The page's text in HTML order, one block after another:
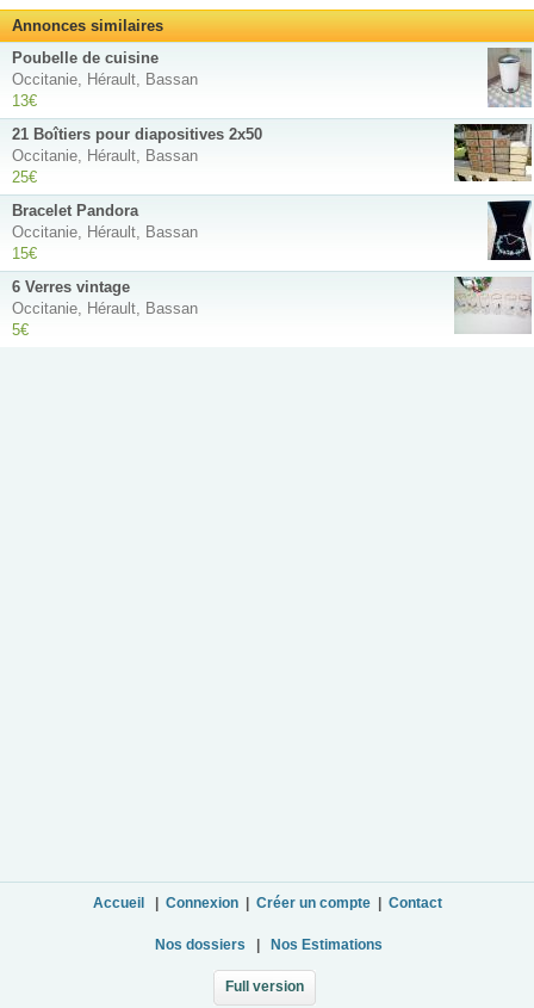
Annonces similaires
Poubelle de cuisine
Occitanie, Hérault, Bassan
13€
21 Boîtiers pour diapositives 2x50
Occitanie, Hérault, Bassan
25€
Bracelet Pandora
Occitanie, Hérault, Bassan
15€
6 Verres vintage
Occitanie, Hérault, Bassan
5€
Accueil Connexion| Créer un compte| Contact
Nos dossiers Nos Estimations
Full version